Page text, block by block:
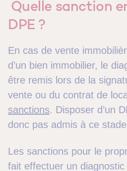
Quelle sanction
DPE ?
En cas de vente
d’un bien immobilier, le
être remis lors de la
vente ou du contrat de
sanctions. Disposer d’un
donc pas admis à ce
Les sanctions pour le
fait effectuer un